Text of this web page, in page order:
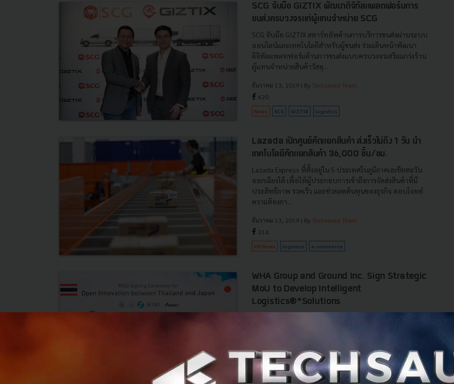
SCG จับมือ GIZTIX พัฒนาดิจิทัลแพลตฟอร์มการ
ขนส่งครบวงจรแก่ผู้แทนจำหน่าย SCG
SCG จับมือ GIZTIX สตาร์ทอัพด้านการบริการขนส่งผ่านระบบ
ออนไลน์และเทคโนโลยีสำหรับผู้ขนส่ง ร่วมเดินหน้าพัฒนา
ดิจิทัลแพลทฟอร์มด้านการขนส่งแบบครบวงจรเสริมแกร่งร้าน
ผู้แทนจำหน่ายสินค้าวัสดุ...
ธันวาคม 13, 2019 | By Techsauce Team
620
News SCG GIZTIX logistics
Lazada เปิดศูนย์คัดแยกสินค้า ส่งเร็วไม่ถึง 1 วัน นำ
เทคโนโลยีคัดแยกสินค้า 36,000 ชิ้น/ชม.
Lazada Express ที่ตั้งอยู่ใน 5 ประเทศในภูมิภาคเอเชียตะวัน
ออกเฉียงใต้ เพื่อให้ผู้ประกอบการเข้าถึงการจัดส่งสินค้าที่มี
ประสิทธิภาพ รวดเร็ว และช่วยลดต้นทุนของธุรกิจ ตอบโจทย์
ความต้องกา...
ธันวาคม 13, 2019 | By Techsauce Team
214
PR News logistics e-commerce
WHA Group and Ground Inc. Sign Strategic
MoU to Develop Intelligent
Logistics®*Solutions
Inc., the leading LogiT...
November 12, 2019 | ByTechsauce Team
7